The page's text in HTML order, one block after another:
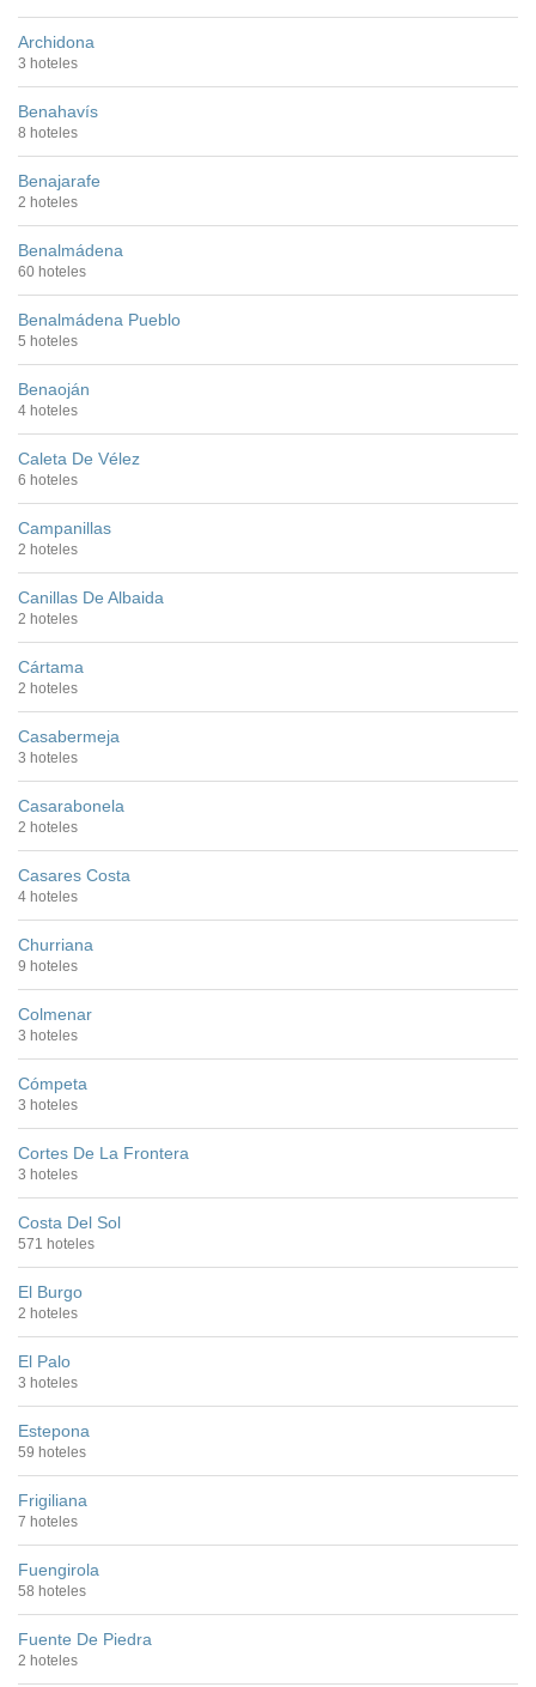
Archidona
3 hoteles
Benahavís
8 hoteles
Benajarafe
2 hoteles
Benalmádena
60 hoteles
Benalmádena Pueblo
5 hoteles
Benaoján
4 hoteles
Caleta De Vélez
6 hoteles
Campanillas
2 hoteles
Canillas De Albaida
2 hoteles
Cártama
2 hoteles
Casabermeja
3 hoteles
Casarabonela
2 hoteles
Casares Costa
4 hoteles
Churriana
9 hoteles
Colmenar
3 hoteles
Cómpeta
3 hoteles
Cortes De La Frontera
3 hoteles
Costa Del Sol
571 hoteles
El Burgo
2 hoteles
El Palo
3 hoteles
Estepona
59 hoteles
Frigiliana
7 hoteles
Fuengirola
58 hoteles
Fuente De Piedra
2 hoteles